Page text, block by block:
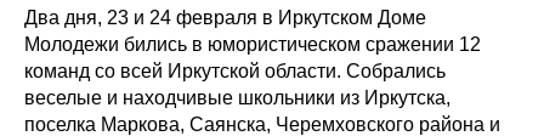
Два дня, 23 и 24 февраля в Иркутском Доме
Молодежи бились в юмористическом сражении 12
команд со всей Иркутской области. Собрались
веселые и находчивые школьники из Иркутска,
поселка Маркова, Саянска, Черемховского района и